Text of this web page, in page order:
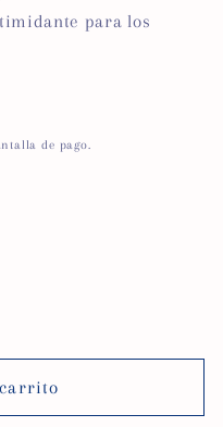
para los
de pago.